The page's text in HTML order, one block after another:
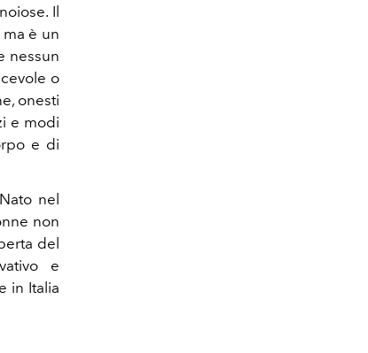
Il
è un
nessun
o
onesti
e modi
e di
nel
non
del
e
in Italia